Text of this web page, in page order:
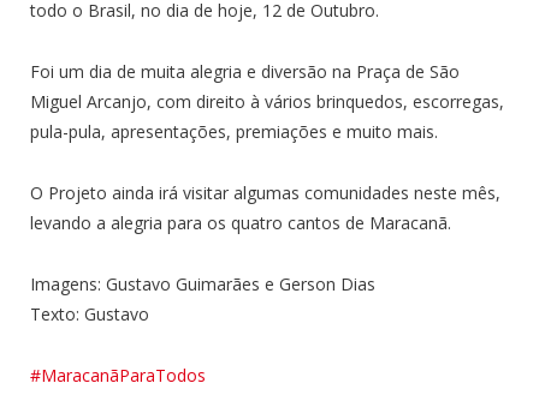
todo o Brasil, no dia de hoje, 12 de Outubro.
Foi um dia de muita alegria e diversão na Praça de São
Miguel Arcanjo, com direito à vários brinquedos, escorregas,
pula-pula, apresentações, premiações e muito mais.
O Projeto ainda irá visitar algumas comunidades neste mês,
levando a alegria para os quatro cantos de Maracanã.
Imagens: Gustavo Guimarães e Gerson Dias
Texto: Gustavo
#MaracanãParaTodos